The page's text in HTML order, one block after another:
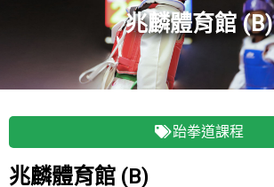
兆麟體育館 (B)
兆麟體育館 (B)
跆拳道課程